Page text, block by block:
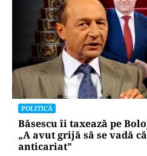
POLITICĂ
Băsescu îi taxează pe
„A avut grijă să se vadă
anticariat”